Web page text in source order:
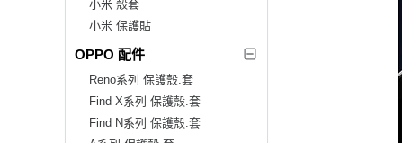
小米 殼套
小米 保護貼
OPPO 配件
Reno系列 保護殼.套
Find X系列 保護殼.套
Find N系列 保護殼.套